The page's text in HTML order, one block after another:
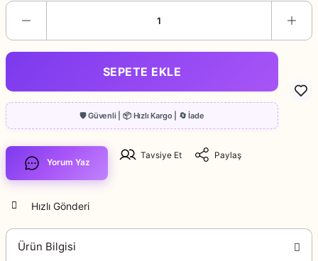
SEPETE EKLE
Yorum Yaz
Tavsiye Et Paylaş
Hızlı Gönderi
Ürün Bilgisi